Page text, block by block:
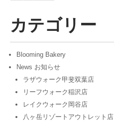
イ
ブ
カテゴリー
Blooming Bakery
News お知らせ
ラザウォーク甲斐双葉店
リーフウォーク稲沢店
レイクウォーク岡谷店
八ヶ岳リゾートアウトレット店